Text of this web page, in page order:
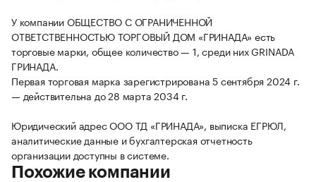
У компании ОБЩЕСТВО С ОГРАНИЧЕННОЙ
ОТВЕТСТВЕННОСТЬЮ ТОРГОВЫЙ ДОМ «ГРИНАДА» есть
торговые марки, общее количество — 1, среди них GRINADA
ГРИНАДА.
Первая торговая марка зарегистрирована 5 сентября 2024 г.
— действительна до 28 марта 2034 г.
Юридический адрес ООО ТД «ГРИНАДА», выписка ЕГРЮЛ,
аналитические данные и бухгалтерская отчетность
организации доступны в системе.
Похожие компании